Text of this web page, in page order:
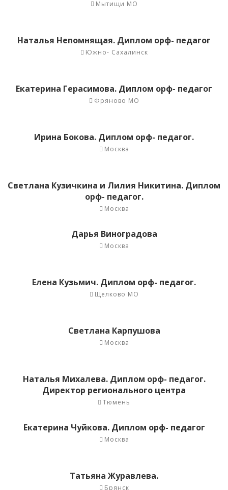
Мытищи МО
Наталья Непомнящая. Диплом орф- педагог
Южно- Сахалинск
Екатерина Герасимова. Диплом орф- педагог
Фряново МО
Ирина Бокова. Диплом орф- педагог.
Москва
Светлана Кузичкина и Лилия Никитина. Диплом
орф- педагог.
Москва
Дарья Виноградова
Москва
Елена Кузьмич. Диплом орф- педагог.
Щелково МО
Светлана Карпушова
Москва
Наталья Михалева. Диплом орф- педагог.
Директор регионального центра
Тюмень
Екатерина Чуйкова. Диплом орф- педагог
Москва
Татьяна Журавлева.
Брянск